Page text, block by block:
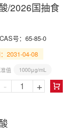
/2026国抽食
CAS号： 65-85-0
2031-04-08
值 1000μg/mL

- +